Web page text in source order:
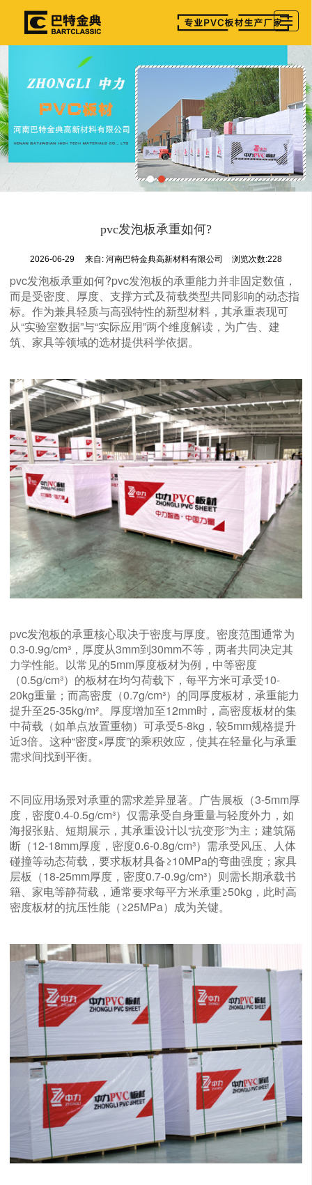
产品展示
公司介绍
图库相册
新闻资讯
参展详情
pvc发泡板承重如何?
2026-06-29 来自:河南巴特金典高新材料有限公司 浏览次数:228
pvc发泡板承重如何?pvc发泡板的承重能力并非固定数值，
而是受密度、厚度、支撑方式及荷载类型共同影响的动态指
标。作为兼具轻质与高强特性的新型材料，其承重表现可
从“实验室数据”与“实际应用”两个维度解读，为广告、建
筑、家具等领域的选材提供科学依据。
pvc发泡板的承重核心取决于密度与厚度。密度范围通常为
0.3-0.9g/cm³，厚度从3mm到30mm不等，两者共同决定其
力学性能。以常见的5mm厚度板材为例，中等密度
（0.5g/cm³）的板材在均匀荷载下，每平方米可承受10-
20kg重量；而高密度（0.7g/cm³）的同厚度板材，承重能力
提升至25-35kg/m²。厚度增加至12mm时，高密度板材的集
中荷载（如单点放置重物）可承受5-8kg，较5mm规格提升
近3倍。这种“密度×厚度”的乘积效应，使其在轻量化与承重
需求间找到平衡。
不同应用场景对承重的需求差异显著。广告展板（3-5mm厚
度，密度0.4-0.5g/cm³）仅需承受自身重量与轻度外力，如
海报张贴、短期展示，其承重设计以“抗变形”为主；建筑隔
断（12-18mm厚度，密度0.6-0.8g/cm³）需承受风压、人体
碰撞等动态荷载，要求板材具备≥10MPa的弯曲强度；家具
层板（18-25mm厚度，密度0.7-0.9g/cm³）则需长期承载书
籍、家电等静荷载，通常要求每平方米承重≥50kg，此时高
密度板材的抗压性能（≥25MPa）成为关键。